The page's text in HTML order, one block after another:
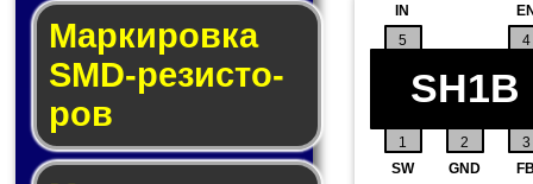
Маркировка
SMD-ре­зис­то­
ров
1 2 3
4
SW GND
5
IN
SH1B